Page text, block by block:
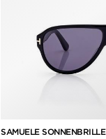
SAMUELE SONNENBRILLE